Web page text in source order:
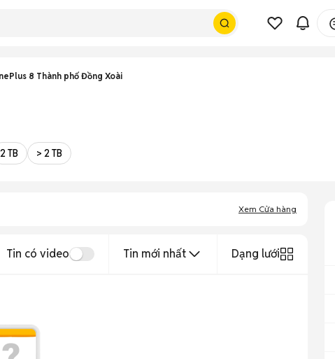
8 Thành phố Đồng Xoài
2 TB > 2 TB
Xem Cửa hàng
Tin có video Tin mới nhất Dạng lưới